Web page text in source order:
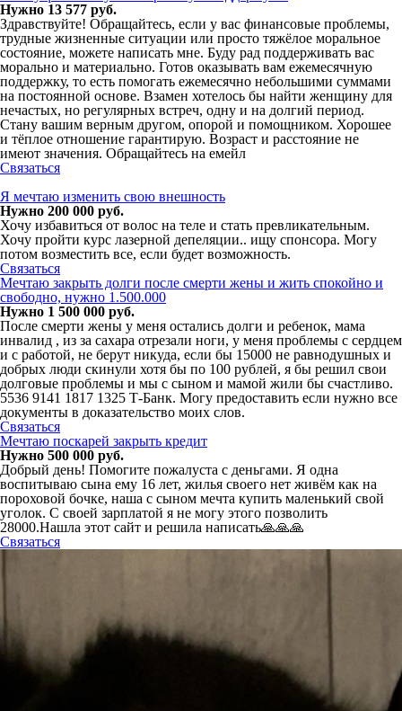
Нужно 13 577 руб.
Здравствуйте! Обращайтесь, если у вас финансовые проблемы,
трудные жизненные ситуации или просто тяжёлое моральное
состояние, можете написать мне. Буду рад поддерживать вас
морально и материально. Готов оказывать вам ежемесячную
поддержку, то есть помогать ежемесячно небольшими суммами
на постоянной основе. Взамен хотелось бы найти женщину для
нечастых, но регулярных встреч, одну и на долгий период.
Стану вашим верным другом, опорой и помощником. Хорошее
и тёплое отношение гарантирую. Возраст и расстояние не
имеют значения. Обращайтесь на емейл
Связаться
Я мечтаю изменить свою внешность
Нужно 200 000 руб.
Хочу избавиться от волос на теле и стать превликательным.
Хочу пройти курс лазерной депеляции.. ищу спонсора. Могу
потом возместить все, если будет возможность.
Связаться
Мечтаю закрыть долги после смерти жены и жить спокойно и
свободно, нужно 1.500.000
Нужно 1 500 000 руб.
После смерти жены у меня остались долги и ребенок, мама
инвалид , из за сахара отрезали ноги, у меня проблемы с сердцем
и с работой, не берут никуда, если бы 15000 не равнодушных и
добрых люди скинули хотя бы по 100 рублей, я бы решил свои
долговые проблемы и мы с сыном и мамой жили бы счастливо.
5536 9141 1817 1325 Т-Банк. Могу предоставить если нужно все
документы в доказательство моих слов.
Связаться
Мечтаю поскарей закрыть кредит
Нужно 500 000 руб.
Добрый день! Помогите пожалуста с деньгами. Я одна
воспитываю сына ему 16 лет, жилья своего нет живём как на
пороховой бочке, наша с сыном мечта купить маленький свой
уголок. С своей зарплатой я не могу этого позволить
28000.Нашла этот сайт и решила написать🙏🙏🙏
Связаться